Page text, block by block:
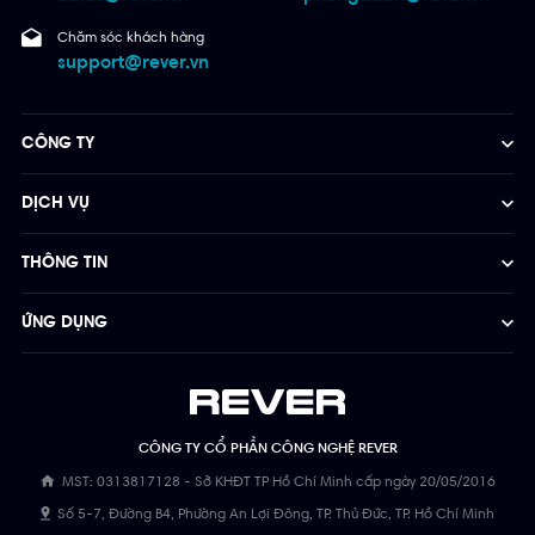
Chăm sóc khách hàng
support@rever.vn
CÔNG TY CỔ PHẦN CÔNG NGHỆ REVER
MST: 0313817128 - Sở KHĐT TP Hồ Chí Minh cấp ngày 20/05/2016
Số 5-7, Đường B4, Phường An Lợi Đông, TP. Thủ Đức, TP. Hồ Chí Minh
CÔNG TY
DỊCH VỤ
THÔNG TIN
ỨNG DỤNG